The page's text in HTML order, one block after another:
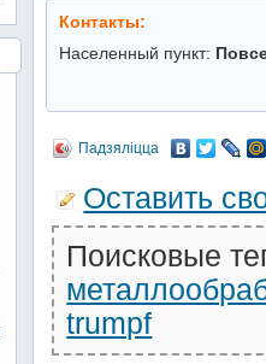
Контакты:
Населенный пункт:
Падзяліцца
Оставить
Поисковые
trumpf